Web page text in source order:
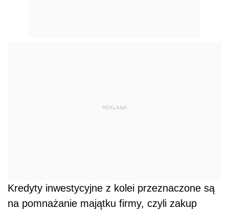
REKLAMA
Kredyty inwestycyjne z kolei przeznaczone są
na pomnażanie majątku firmy, czyli zakup